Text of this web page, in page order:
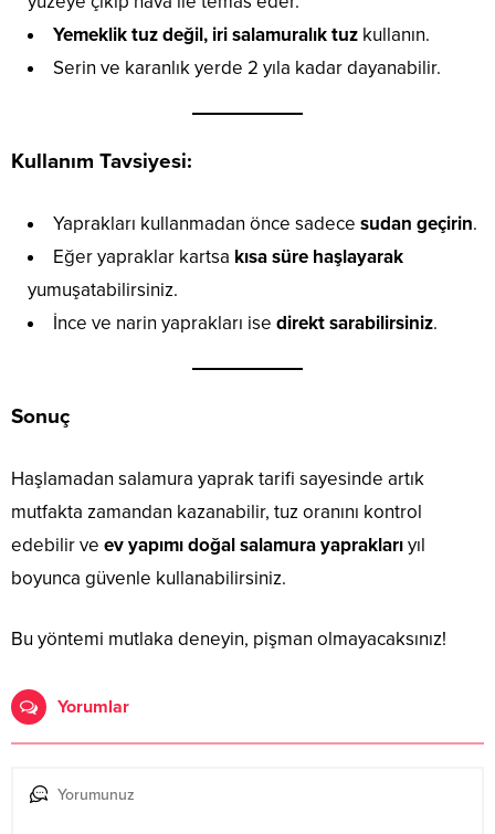
Yemeklik tuz değil, iri salamuralık tuz kullanın.
Serin ve karanlık yerde 2 yıla kadar dayanabilir.
Kullanım Tavsiyesi:
Yaprakları kullanmadan önce sadece sudan geçirin.
Eğer yapraklar kartsa kısa süre haşlayarak
yumuşatabilirsiniz.
İnce ve narin yaprakları ise direkt sarabilirsiniz.
Sonuç
Haşlamadan salamura yaprak tarifi sayesinde artık
mutfakta zamandan kazanabilir, tuz oranını kontrol
edebilir ve ev yapımı doğal salamura yapraklarıyıl
boyunca güvenle kullanabilirsiniz.
Bu yöntemi mutlaka deneyin, pişman olmayacaksınız!
Yorumlar